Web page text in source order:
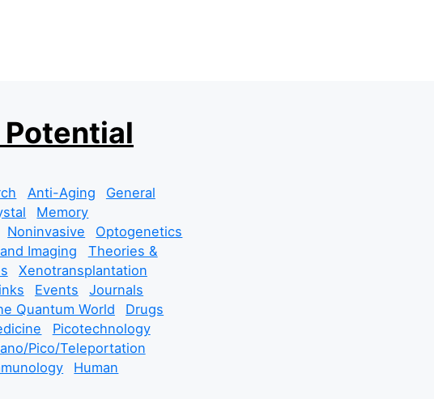
Anti-Aging
General
Memory
Noninvasive
Optogenetics
Imaging
Theories &
Xenotransplantation
Events
Journals
Quantum World
Drugs
Picotechnology
Pico/Teleportation
Human